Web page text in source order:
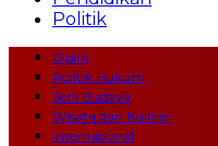
Politik
Opini
Politik Hukum
Seni Budaya
Wisata dan Kuliner
Internasional